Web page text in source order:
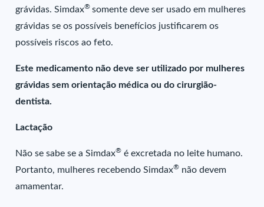
grávidas. Simdax® somente deve ser usado em mulheres
grávidas se os possíveis benefícios justificarem os
possíveis riscos ao feto.
Este medicamento não deve ser utilizado por mulheres
grávidas sem orientação médica ou do cirurgião-
dentista.
Lactação
Não se sabe se a Simdax® é excretada no leite humano.
Portanto, mulheres recebendo Simdax® não devem
amamentar.